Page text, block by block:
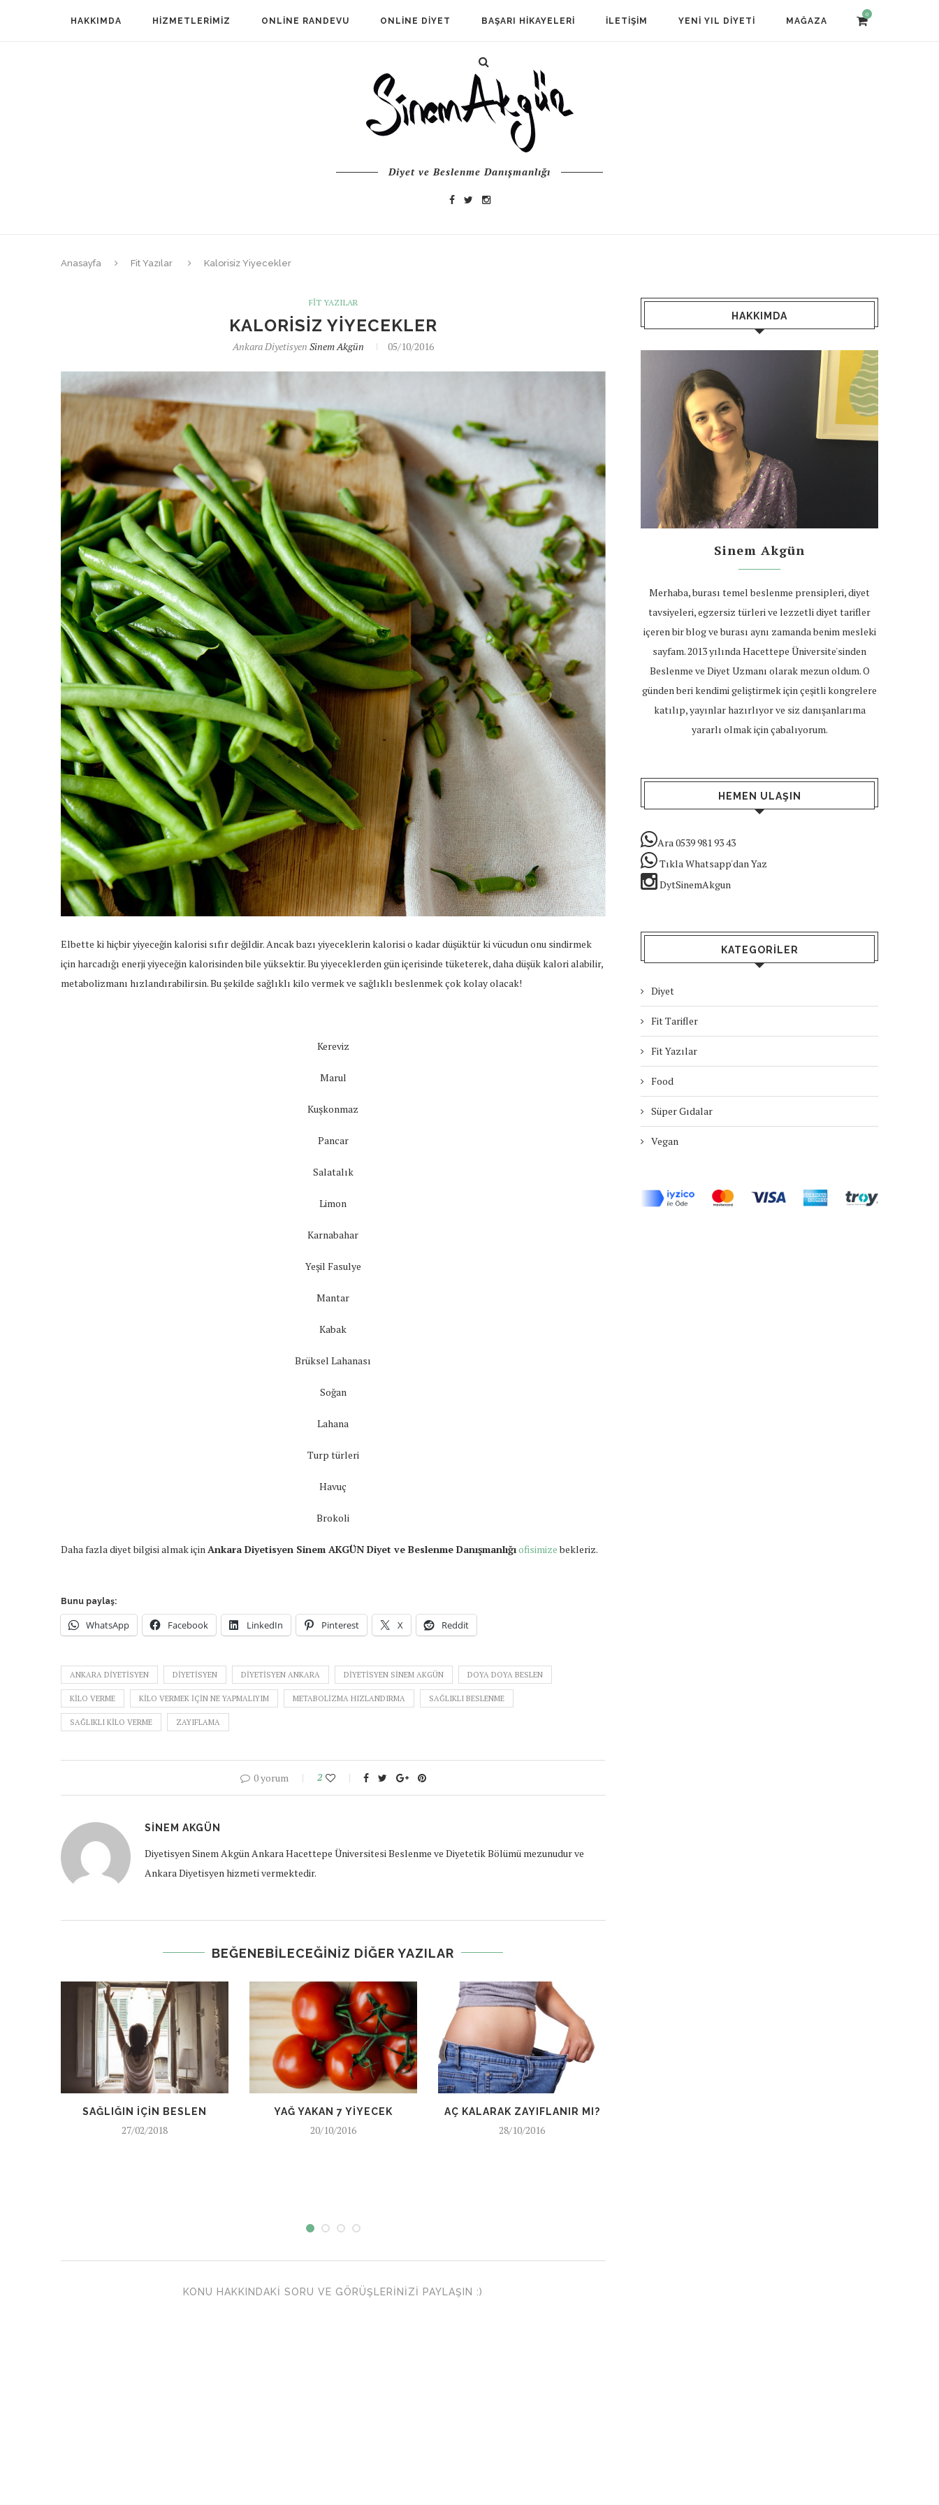
HAKKIMDA HIZMETLERIMIZ ONLINE RANDEVU ONLINE DIYET BAŞARI HIKAYELERI İLETIŞIM YENI YIL DIYETI MAĞAZA
0
Diyet ve Beslenme Danışmanlığı
Anasayfa Fit Yazılar Kalorisiz Yiyecekler
FIT YAZILAR
KALORISIZ YIYECEKLER
Ankara Diyetisyen Sinem Akgün 05/10/2016
Elbette ki hiçbir yiyeceğin kalorisi sıfır değildir. Ancak bazı yiyeceklerin kalorisi o kadar düşüktür ki vücudun onu sindirmek
için harcadığı enerji yiyeceğin kalorisinden bile yüksektir. Bu yiyeceklerden gün içerisinde tüketerek, daha düşük kalori alabilir,
metabolizmanı hızlandırabilirsin. Bu şekilde sağlıklı kilo vermek ve sağlıklı beslenmek çok kolay olacak!
Kereviz
Marul
Kuşkonmaz
Pancar
Salatalık
Limon
Karnabahar
Yeşil Fasulye
Mantar
Kabak
Brüksel Lahanası
Soğan
Lahana
Turp türleri
Havuç
Brokoli
Daha fazla diyet bilgisi almak içinAnkara Diyetisyen Sinem AKGÜN Diyet ve Beslenme Danışmanlığıofisimizebekleriz.
Bunu paylaş:
WhatsApp Facebook LinkedIn Pinterest X Reddit
ANKARA DIYETISYEN DIYETISYEN DIYETISYEN ANKARA DIYETISYEN SINEM AKGÜN DOYA DOYA BESLEN
KILO VERME KILO VERMEK IÇIN NE YAPMALIYIM METABOLIZMA HIZLANDIRMA SAĞLIKLI BESLENME
SAĞLIKLI KILO VERME ZAYIFLAMA
0 yorum 2
SINEM AKGÜN
Diyetisyen Sinem Akgün Ankara Hacettepe Üniversitesi Beslenme ve Diyetetik Bölümü mezunudur ve
Ankara Diyetisyen hizmeti vermektedir.
BEĞENEBILECEĞINIZ DIĞER YAZILAR
SAĞLIĞIN IÇIN BESLEN
27/02/2018
YAĞ YAKAN 7 YIYECEK
20/10/2016
AÇ KALARAK ZAYIFLANIR MI?
28/10/2016
KONU HAKKINDAKI SORU VE GÖRÜŞLERINIZI PAYLAŞIN :)
HAKKIMDA
Sinem Akgün
Merhaba, burası temel beslenme prensipleri, diyet
tavsiyeleri, egzersiz türleri ve lezzetli diyet tarifler
içeren bir blog ve burası aynı zamanda benim mesleki
sayfam. 2013 yılında Hacettepe Üniversite'sinden
Beslenme ve Diyet Uzmanı olarak mezun oldum. O
günden beri kendimi geliştirmek için çeşitli kongrelere
katılıp, yayınlar hazırlıyor ve siz danışanlarıma
yararlı olmak için çabalıyorum.
HEMEN ULAŞIN
Ara 0539 981 93 43
Tıkla Whatsapp'dan Yaz
DytSinemAkgun
KATEGORILER
Diyet
Fit Tarifler
Fit Yazılar
Food
Süper Gıdalar
Vegan